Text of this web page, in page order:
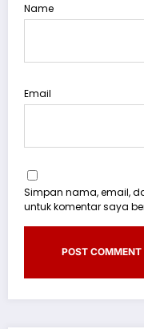
Name
Email
Simpan nama, email,
untuk komentar saya